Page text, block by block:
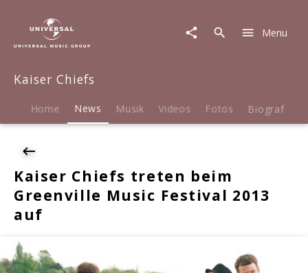
News
Kaiser
beim
Music
2013
auf
Menu
Kaiser Chiefs
Home News Musik Videos Fotos Biografie
Kaiser Chiefs treten beim
Greenville Music Festival 2013
auf